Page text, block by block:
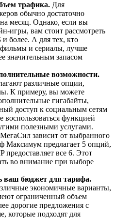
трафика. Для
обычно достаточно
месяц. Однако, если вы
игры, вам стоит рассмотреть
более. А для тех, кто
фильмы и сериалы, лучше
значительным запасом
возможности.
различные опции,
К примеру, вы можете
гигабайты,
доступ к социальным сетям
воспользоваться функцией
полезными услугами.
зависит от выбранного
Максимум предлагает 5 опций,
предоставляет все 6. Этот
во внимание при выборе
ваш бюджет для тарифа.
экономичные варианты,
ограниченный объем
дорогие предложения с
которые подходят для